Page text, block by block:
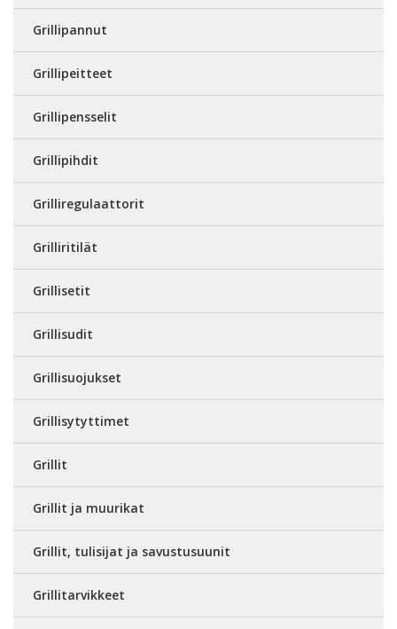
Grillipannut
Grillipeitteet
Grillipensselit
Grillipihdit
Grilliregulaattorit
Grilliritilät
Grillisetit
Grillisudit
Grillisuojukset
Grillisytyttimet
Grillit
Grillit ja muurikat
Grillit, tulisijat ja savustusuunit
Grillitarvikkeet